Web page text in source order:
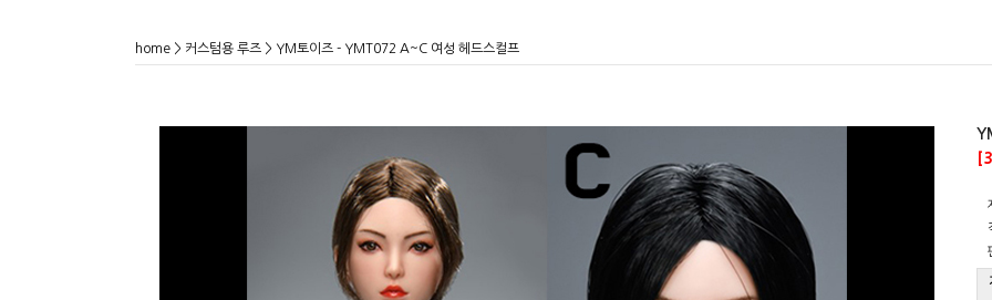
home > 커스텀용 루즈 > YM토이즈 - YMT072 A~C 여성 헤드스컬프